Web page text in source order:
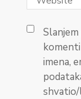
imena,